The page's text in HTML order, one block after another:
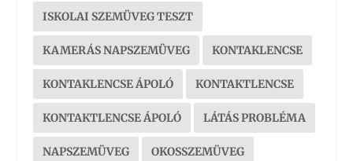
ISKOLAI SZEMÜVEG TESZT
KAMERÁS NAPSZEMÜVEG KONTAKLENCSE
KONTAKLENCSE ÁPOLÓ KONTAKTLENCSE
KONTAKTLENCSE ÁPOLÓ LÁTÁS PROBLÉMA
NAPSZEMÜVEG OKOSSZEMÜVEG